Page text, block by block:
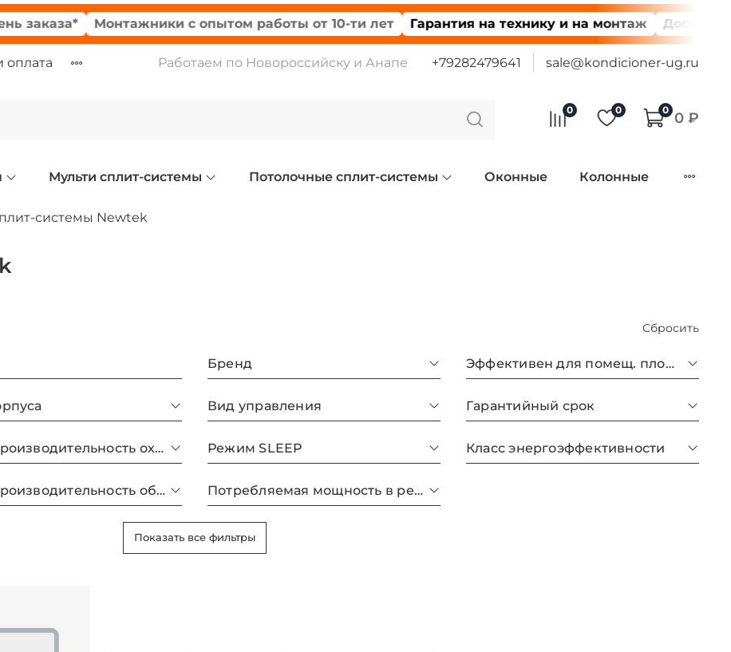
Монтажники с опытом работы от 10-ти лет Гарантия на технику и на монтаж Доставка по
оплата Работаем по Новороссийску и Анапе +79282479641 sale@kondicioner-ug.ru
0 0 0 0 ₽
Мульти сплит-системы Потолочные сплит-системы Оконные Колонные
системы Newtek
Сбросить
Бренд Эффективен для помещ. площадью до
Вид управления Гарантийный срок
Макс. производительность охлаждения Режим SLEEP Класс энергоэффективности
Макс. производительность обогрева Потребляемая мощность в режиме нагрева
Показать все фильтры